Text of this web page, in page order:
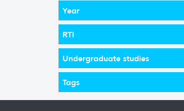
Year
RTI
Undergraduate studies
Tags